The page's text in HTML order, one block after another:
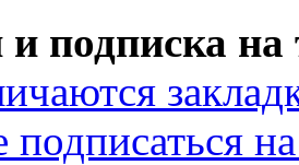
и подписка
подписаться